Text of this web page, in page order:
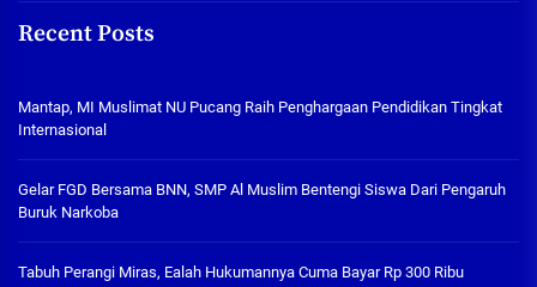
Recent Posts
Mantap, MI Muslimat NU Pucang Raih Penghargaan Pendidikan Tingkat
Internasional
Gelar FGD Bersama BNN, SMP Al Muslim Bentengi Siswa Dari Pengaruh
Buruk Narkoba
Tabuh Perangi Miras, Ealah Hukumannya Cuma Bayar Rp 300 Ribu